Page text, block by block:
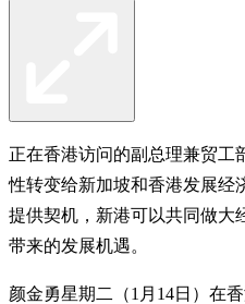
正在香港访问的副总理兼贸工
性转变给新加坡和香港发展经
提供契机，新港可以共同做大
带来的发展机遇。
颜金勇星期二（1月14日）在